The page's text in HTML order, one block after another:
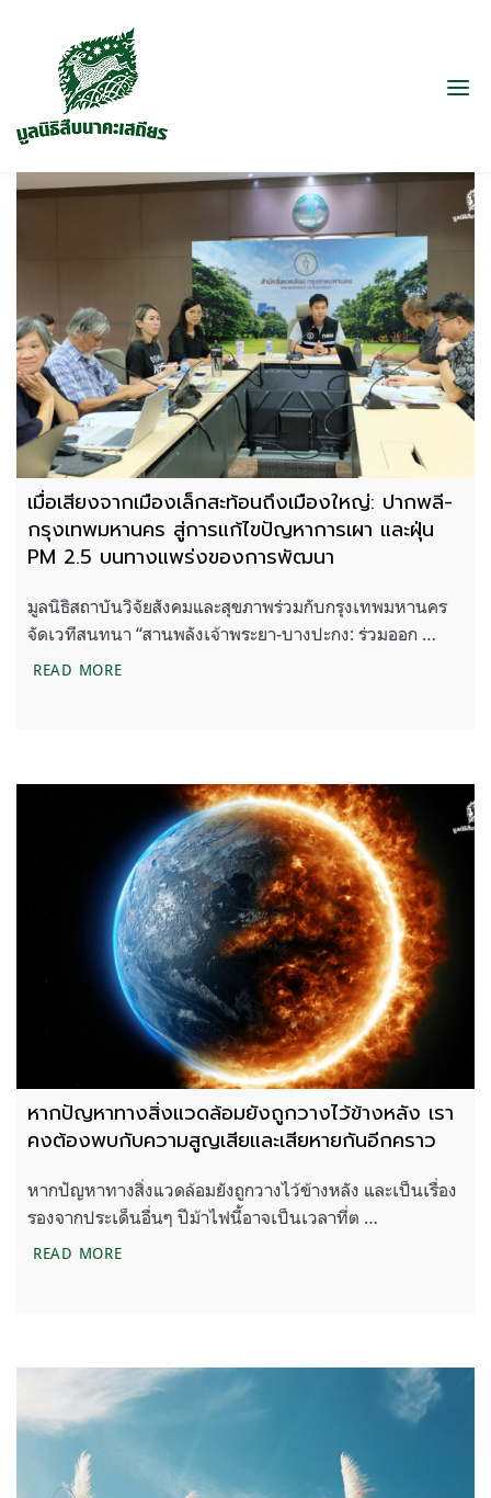
เมื่อเสียงจากเมืองเล็กสะท้อนถึงเมืองใหญ่: ปากพลี-
กรุงเทพมหานคร สู่การแก้ไขปัญหาการเผา และฝุ่น
PM 2.5 บนทางแพร่งของการพัฒนา
มูลนิธิสถาบันวิจัยสังคมและสุขภาพร่วมกับกรุงเทพมหานคร
จัดเวทีสนทนา “สานพลังเจ้าพระยา-บางปะกง: ร่วมออก …
READ MOREเมื่อเสียงจากเมืองเล็กสะท้อนถึงเมืองใหญ่: ปากพลี-
หากปัญหาทางสิ่งแวดล้อมยังถูกวางไว้ข้างหลัง เรา
คงต้องพบกับความสูญเสียและเสียหายกันอีกคราว
หากปัญหาทางสิ่งแวดล้อมยังถูกวางไว้ข้างหลัง และเป็นเรื่อง
รองจากประเด็นอื่นๆ ปีม้าไฟนี้อาจเป็นเวลาที่ต …
READ MOREหากปัญหาทางสิ่งแวดล้อมยังถูกวางไว้ข้างหลัง เราค